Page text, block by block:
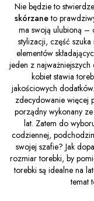
Nie będzie to
skórzaneto
ma swoją ulubioną –
stylizacji, część
elementów
jeden z
kobiet stawia
jakościowych
zdecydowanie więcej
porządny wykonany
lat. Zatem do
codziennej,
swojej szafie? Jak
rozmiar torebki, by
torebki są idealne na
temat